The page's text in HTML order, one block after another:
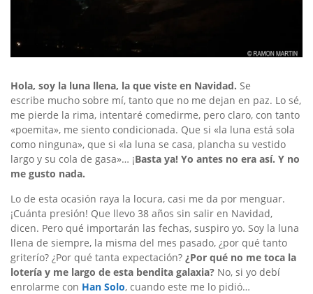
Hola, soy la luna llena, la que viste en Navidad. Se
escribe mucho sobre mí, tanto que no me dejan en paz. Lo sé,
me pierde la rima, intentaré comedirme, pero claro, con tanto
«poemita», me siento condicionada. Que si «la luna está sola
como ninguna», que si «la luna se casa, plancha su vestido
largo y su cola de gasa»… ¡Basta ya! Yo antes no era así. Y no
me gusto nada.
Lo de esta ocasión raya la locura, casi me da por menguar.
¡Cuánta presión! Que llevo 38 años sin salir en Navidad,
dicen. Pero qué importarán las fechas, suspiro yo. Soy la luna
llena de siempre, la misma del mes pasado, ¿por qué tanto
griterío? ¿Por qué tanta expectación? ¿Por qué no me toca la
lotería y me largo de esta bendita galaxia? No, si yo debí
enrolarme con Han Solo, cuando este me lo pidió…